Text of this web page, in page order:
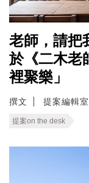
老師，請把
於《二木老
裡聚樂」
撰文 提案編輯室
提案on the desk